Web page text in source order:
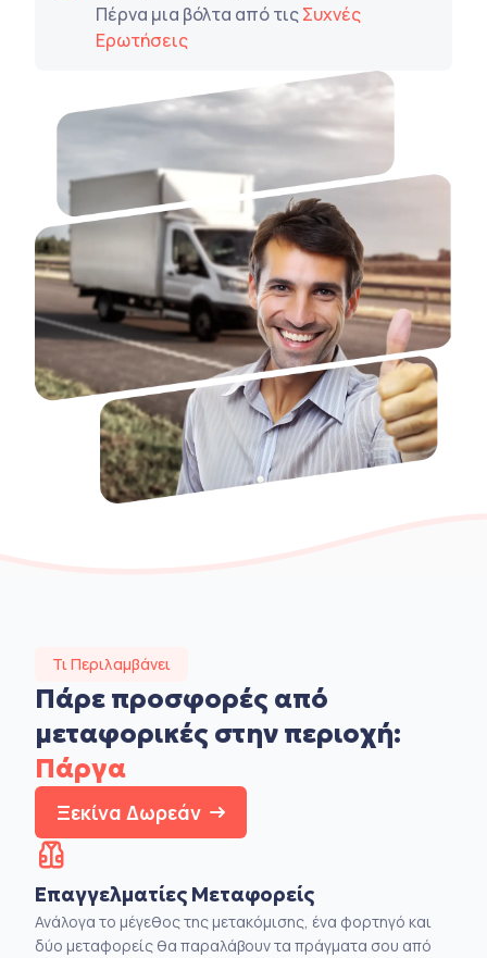
Πέρνα μια βόλτα από τιςΣυχνές
Ερωτήσεις
Τι Περιλαμβάνει
Πάρε προσφορές από
μεταφορικές στην περιοχή:
Πάργα
Ξεκίνα Δωρεάν
Επαγγελματίες Μεταφορείς
Ανάλογα το μέγεθος της μετακόμισης, ένα φορτηγό και
δύο μεταφορείς θα παραλάβουν τα πράγματα σου από